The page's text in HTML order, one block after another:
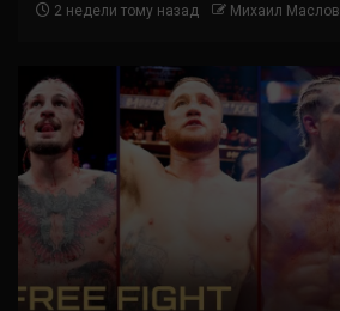
2 недели тому назад Михаил Маслов